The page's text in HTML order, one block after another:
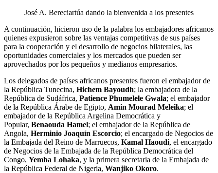
José A. Bereciartúa dando la bienvenida a los presentes
A continuación, hicieron uso de la palabra los embajadores africanos
quienes expusieron sobre las ventajas competitivas de sus países
para la cooperación y el desarrollo de negocios bilaterales, las
oportunidades comerciales y los mercados que pueden ser
aprovechados por los pequeños y medianos empresarios.
Los delegados de países africanos presentes fueron el embajador de
la República Tunecina, Hichem Bayoudh; la embajadora de la
República de Sudáfrica, Patience Phumelele Gwala; el embajador
de la República Árabe de Egipto, Amin Mourad Meleika; el
embajador de la República Argelina Democrática y
Popular, Benaouda Hamel; el embajador de la República de
Angola, Herminio Joaquín Escorcio; el encargado de Negocios de
la Embajada del Reino de Marruecos, Kamal Haoudi, el encargado
de Negocios de la Embajada de la República Democrática del
Congo, Yemba Lohaka, y la primera secretaria de la Embajada de
la República Federal de Nigeria, Wanjiko Okoro.